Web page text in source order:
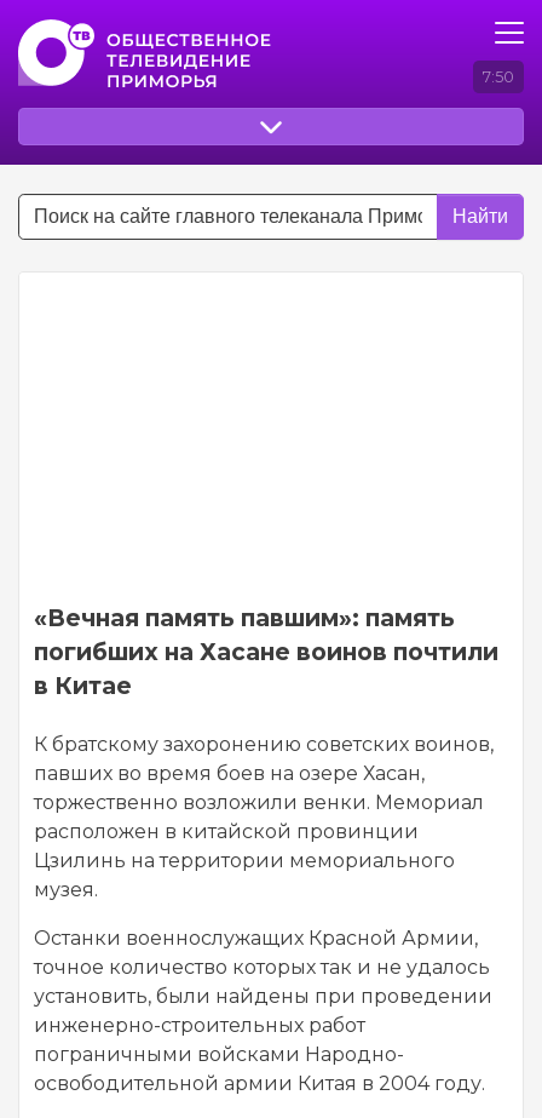
7:50
Найти
«Вечная память павшим»: память
погибших на Хасане воинов почтили
в Китае
К братскому захоронению советских воинов,
павших во время боев на озере Хасан,
торжественно возложили венки. Мемориал
расположен в китайской провинции
Цзилинь на территории мемориального
музея.
Останки военнослужащих Красной Армии,
точное количество которых так и не удалось
установить, были найдены при проведении
инженерно-строительных работ
пограничными войсками Народно-
освободительной армии Китая в 2004 году.